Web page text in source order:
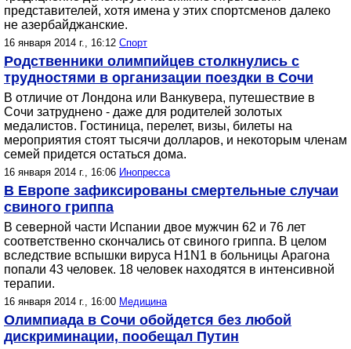
представителей, хотя имена у этих спортсменов далеко
не азербайджанские.
16 января 2014 г., 16:12 Спорт
Родственники олимпийцев столкнулись с
трудностями в организации поездки в Сочи
В отличие от Лондона или Ванкувера, путешествие в
Сочи затруднено - даже для родителей золотых
медалистов. Гостиница, перелет, визы, билеты на
мероприятия стоят тысячи долларов, и некоторым членам
семей придется остаться дома.
16 января 2014 г., 16:06 Инопресса
В Европе зафиксированы смертельные случаи
свиного гриппа
В северной части Испании двое мужчин 62 и 76 лет
соответственно скончались от свиного гриппа. В целом
вследствие вспышки вируса H1N1 в больницы Арагона
попали 43 человек. 18 человек находятся в интенсивной
терапии.
16 января 2014 г., 16:00 Медицина
Олимпиада в Сочи обойдется без любой
дискриминации, пообещал Путин